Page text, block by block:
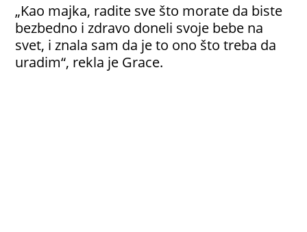
„Kao majka, radite sve što morate da biste
bezbedno i zdravo doneli svoje bebe na
svet, i znala sam da je to ono što treba da
uradim“, rekla je Grace.